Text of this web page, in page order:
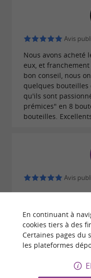
immersion
visiteurs un
mémorable.
Avis
Nous avons acheté
eux, et
bon conseil, nous
quelques
qu'ils sont
prémices" en 8
bouteilles.
Avis
ECRIRE UN
© Google 2026
En continuant à
cookies tiers à des
Certaines pages du
les plateformes